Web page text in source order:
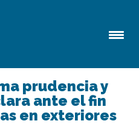
prudencia y
ante el fin
en exteriores